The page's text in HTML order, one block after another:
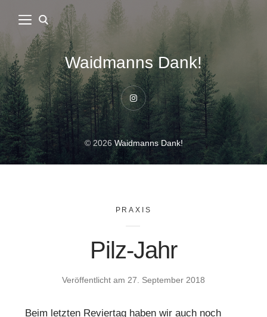
Waidmanns Dank!
Instagram
© 2026Waidmanns Dank!
PRAXIS
Pilz-Jahr
Veröffentlicht am 27. September 2018
Beim letzten Reviertag haben wir auch noch